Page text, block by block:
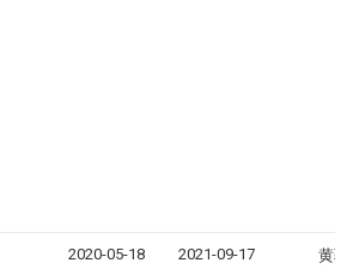
2020-05-18 2021-09-17
黄骅